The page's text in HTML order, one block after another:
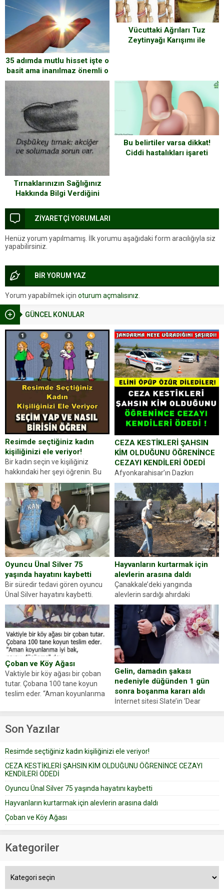
GÜNCEL KONULAR
Resimde seçtiğiniz kadın
kişiliğinizi ele veriyor!
Bir kadın seçin ve kişiliğiniz
hakkındaki her şeyi öğrenin. Bu
kez karşınıza oldukça farklı bir
kişilik testiyle çıkıyoruz. Resimde
gördüğünüz kadın figürlerinden
dikkatinizi en...
CEZA KESTİKLERİ ŞAHSIN
KİM OLDUĞUNU ÖĞRENİNCE
CEZAYI KENDİLERİ ÖDEDİ
Afyonkarahisar’ın Dazkırı
ilçesinde trafik uygulaması
yapan jandarma ekipleri
durdurdukları bir otomobilin
sürücüsünden ehliyet ve ruhsat
sorup belgelerini istedi. Sürücü
Abdurrahman Ö.nün verdiği
evraklarda eksik olduğunu...
Oyuncu Ünal Silver 75
yaşında hayatını kaybetti
Bir süredir tedavi gören oyuncu
Ünal Silver hayatını kaybetti.
Haberi, oyuncunun menajerlik
ajansı duyurdu. Renda Güner,
sosyal medya hesabında “Usta
Oyuncumuz ve çok değerli
dostumuz...
Hayvanların kurtarmak için
alevlerin arasına daldı
Çanakkale’deki yangında
alevlerin sardığı ahırdaki
hayvanlarını kurtarmak isteyen
Zeki Demir (66) ölümden döndü.
Yüzünde ve ellerinde yanıklar
oluşan Demir, kâbus dolu anları
anlattı… Merkeze bağlı...
Çoban ve Köy Ağası
Vaktiyle bir köy ağası bir çoban
tutar. Çobana 100 tane koyun
teslim eder. “Aman koyunlarıma
Çoban koyunları alır gider. Aylar...
Gelin, damadın şakası
nedeniyle düğünden 1 gün
sonra boşanma kararı aldı
İnternet sitesi Slate’in ‘Dear
Prudence’ isimli tavsiye köşesine
yapıştırdığı için düğünden...
Son Yazılar
Resimde seçtiğiniz kadın kişiliğinizi ele veriyor!
CEZA KESTİKLERİ ŞAHSIN KİM OLDUĞUNU ÖĞRENİNCE CEZAYI
KENDİLERİ ÖDEDİ
Oyuncu Ünal Silver 75 yaşında hayatını kaybetti
Hayvanların kurtarmak için alevlerin arasına daldı
Çoban ve Köy Ağası
Kategoriler
35 adımda mutlu hisset işte o
basit ama inanılmaz önemli o
altın kurallar
Vücuttaki Ağrıları Tuz
Zeytinyağı Karışımı ile
Tırnaklarınızın Sağlığınız
Hakkında Bilgi Verdiğini
Bu belirtiler varsa dikkat!
Ciddi hastalıkları işareti
ZİYARETÇİ YORUMLARI
Henüz yorum yapılmamış. İlk yorumu aşağıdaki form aracılığıyla siz
yapabilirsiniz.
BİR YORUM YAZ
Yorum yapabilmek için oturum açmalısınız